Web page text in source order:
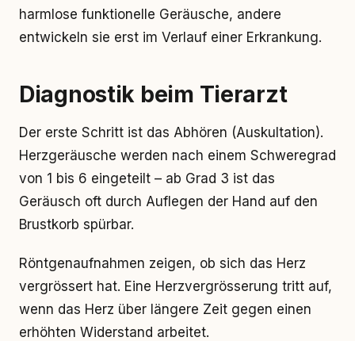
harmlose funktionelle Geräusche, andere
entwickeln sie erst im Verlauf einer Erkrankung.
Diagnostik beim Tierarzt
Der erste Schritt ist das Abhören (Auskultation).
Herzgeräusche werden nach einem Schweregrad
von 1 bis 6 eingeteilt – ab Grad 3 ist das
Geräusch oft durch Auflegen der Hand auf den
Brustkorb spürbar.
Röntgenaufnahmen zeigen, ob sich das Herz
vergrössert hat. Eine Herzvergrösserung tritt auf,
wenn das Herz über längere Zeit gegen einen
erhöhten Widerstand arbeitet.